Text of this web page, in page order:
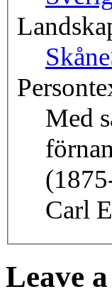
Skåne
Med
Carl
Leave